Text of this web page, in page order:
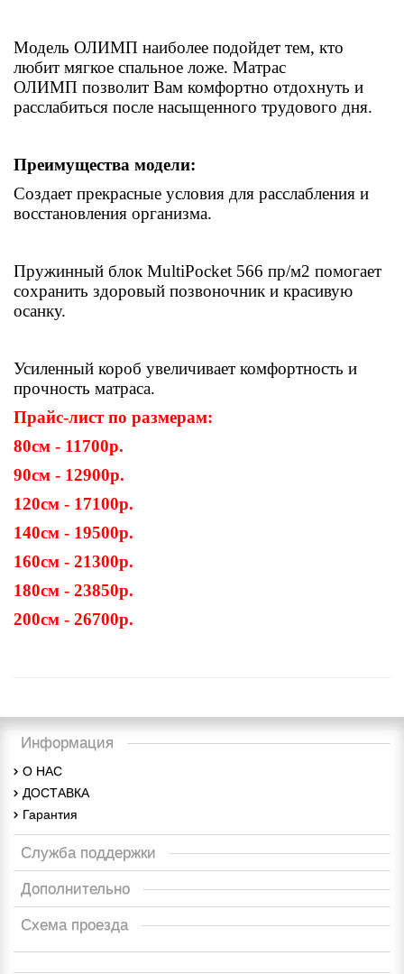
Модель ОЛИМП наиболее подойдет тем, кто
любит мягкое спальное ложе. Матрас
ОЛИМП позволит Вам комфортно отдохнуть и
расслабиться после насыщенного трудового дня.
Преимущества модели:
Создает прекрасные условия для расслабления и
восстановления организма.
Пружинный блок MultiPocket 566 пр/м2 помогает
сохранить здоровый позвоночник и красивую
осанку.
Усиленный короб увеличивает комфортность и
прочность матраса.
Прайс-лист по размерам:
80см - 11700р.
90см - 12900р.
120см - 17100р.
140см - 19500р.
160см - 21300р.
180см - 23850р.
200см - 26700р.
Информация
О НАС
ДОСТАВКА
Гарантия
Служба поддержки
Дополнительно
Схема проезда